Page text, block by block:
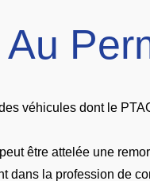
véhicules dont le
être attelée une
dans la profession de